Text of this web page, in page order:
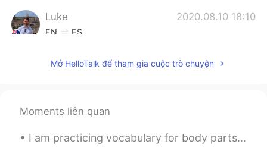
Luke 2020.08.10 18:10
EN ES
¡Excelente terapia!
Jhonnatan Uribe 2020.08.10 18:08
Mở HelloTalk để tham gia cuộc trò chuyện
Moments liên quan
I am practicing vocabulary for body parts in spanish and quizzing myself. I fold the quiz to the ...